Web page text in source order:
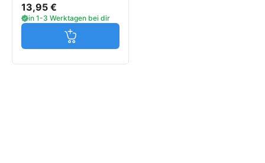
7330, 7360
13,95 €
in 1-3 Werktagen bei dir
Jetzt in den Warenkorb